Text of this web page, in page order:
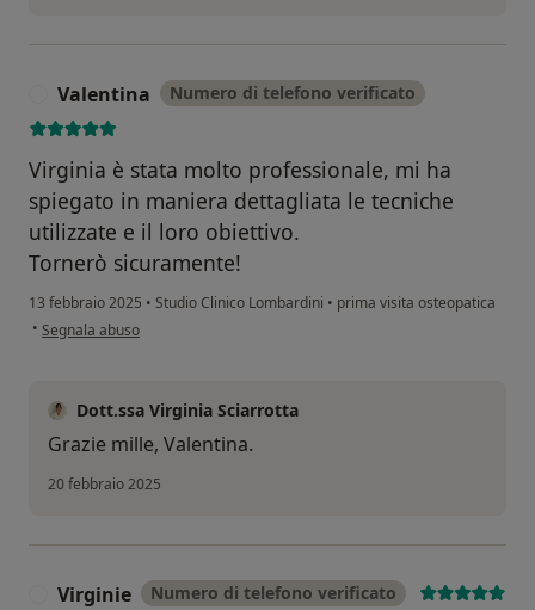
Valentina Numero di telefono verificato
Virginia è stata molto professionale, mi ha
spiegato in maniera dettagliata le tecniche
utilizzate e il loro obiettivo.
Tornerò sicuramente!
13 febbraio 2025 • Studio Clinico Lombardini • prima visita osteopatica
• secondo l'opinione dell'utente Valentina
Segnala abuso
Dott.ssa Virginia Sciarrotta
Grazie mille, Valentina.
20 febbraio 2025
Virginie Numero di telefono verificato